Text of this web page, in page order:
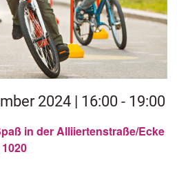
in der Alliiertenstraße/Ecke
2024 | 16:00 - 19:00